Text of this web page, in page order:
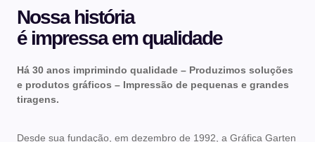
Nossa história
é impressa em qualidade
Há 30 anos imprimindo qualidade – Produzimos soluções
e produtos gráficos – Impressão de pequenas e grandes
tiragens.
Desde sua fundação, em dezembro de 1992, a Gráfica Garten